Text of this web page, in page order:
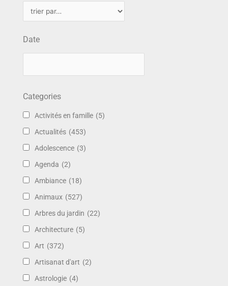
Date
Categories
Activités en famille (5)
Actualités (453)
Adolescence (3)
Agenda (2)
Ambiance (18)
Animaux (527)
Arbres du jardin (22)
Architecture (5)
Art (372)
Artisanat d'art (2)
Astrologie (4)